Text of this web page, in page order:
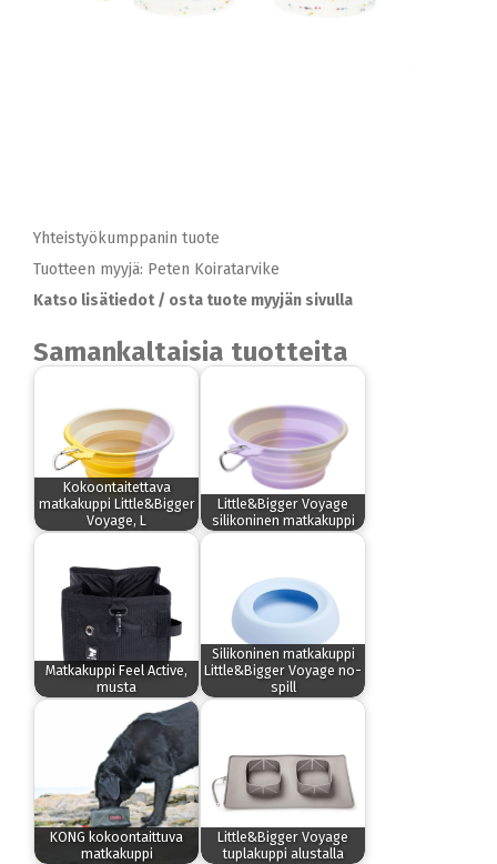
Yhteistyökumppanin tuote
Tuotteen myyjä: Peten Koiratarvike
Katso lisätiedot / osta tuote myyjän sivulla
Samankaltaisia tuotteita
Kokoontaitettava
matkakuppi Little&Bigger
Voyage, L
Little&Bigger Voyage
silikoninen matkakuppi
Matkakuppi Feel Active,
musta
Silikoninen matkakuppi
Little&Bigger Voyage no-
spill
KONG kokoontaittuva
matkakuppi
Little&Bigger Voyage
tuplakuppi alustalla